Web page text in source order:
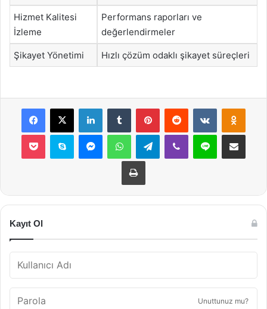
Hizmet Kalitesi
İzleme
Performans raporları ve
değerlendirmeler
Şikayet Yönetimi Hızlı çözüm odaklı şikayet süreçleri
Facebook
X LinkedInTumblr PinterestReddit VKontakte
Pocket Skype MessengerWhatsAppTelegramViber Line E-Posta ile
Yazdır
Kayıt Ol
Unuttunuz mu?